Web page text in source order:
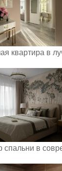
квартира в
спальни в